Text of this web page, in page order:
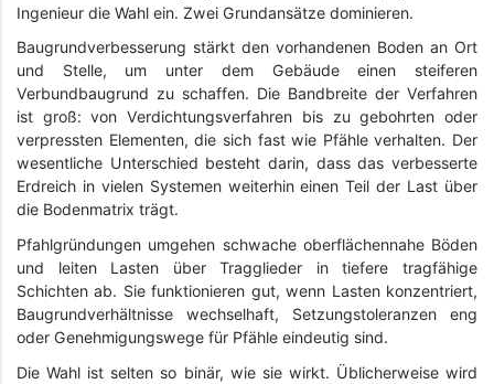
Ingenieur die Wahl ein. Zwei Grundansätze dominieren.
Baugrundverbesserung stärkt den vorhandenen Boden an Ort
und Stelle, um unter dem Gebäude einen steiferen
Verbundbaugrund zu schaffen. Die Bandbreite der Verfahren
ist groß: von Verdichtungsverfahren bis zu gebohrten oder
verpressten Elementen, die sich fast wie Pfähle verhalten. Der
wesentliche Unterschied besteht darin, dass das verbesserte
Erdreich in vielen Systemen weiterhin einen Teil der Last über
die Bodenmatrix trägt.
Pfahlgründungen umgehen schwache oberflächennahe Böden
und leiten Lasten über Tragglieder in tiefere tragfähige
Schichten ab. Sie funktionieren gut, wenn Lasten konzentriert,
Baugrundverhältnisse wechselhaft, Setzungstoleranzen eng
oder Genehmigungswege für Pfähle eindeutig sind.
Die Wahl ist selten so binär, wie sie wirkt. Üblicherweise wird